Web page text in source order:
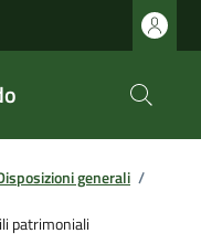
generali /
patrimoniali